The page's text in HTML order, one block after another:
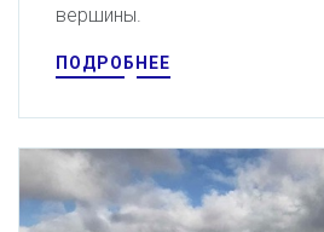
вершины.
ПОДРОБНЕЕ